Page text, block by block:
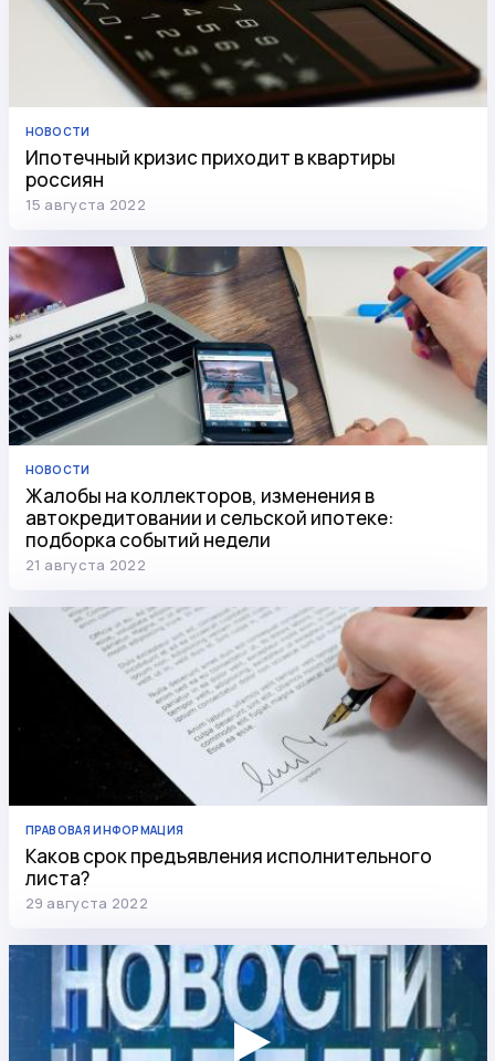
НОВОСТИ
Ипотечный кризис приходит в квартиры
россиян
15 августа 2022
НОВОСТИ
Жалобы на коллекторов, изменения в
автокредитовании и сельской ипотеке:
подборка событий недели
21 августа 2022
ПРАВОВАЯ ИНФОРМАЦИЯ
Каков срок предъявления исполнительного
листа?
29 августа 2022